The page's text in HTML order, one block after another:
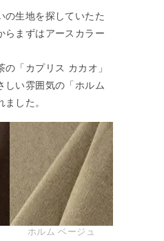
の生地を探していたた
らまずはアースカラー
「カプリス カカオ」
しい雰囲気の「ホルム
した。
ホルム ベージュ